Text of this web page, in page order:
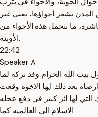
تشعر أجواؤها، يعني غير
ما يتحمل هذه الأجواء من
الأوبئة.
22:42
Speaker A
بيت الله الحرام وقد تركه لما
بعد ذلك ايها الاخوه وقعت
لها اثر كبير في دفع عجله
الاسلام الى العالميه كما